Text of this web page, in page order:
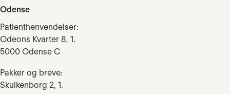
Odense
Patienthenvendelser:
Odeons Kvarter 8, 1.
5000 Odense C
Pakker og breve:
Skulkenborg 2, 1.